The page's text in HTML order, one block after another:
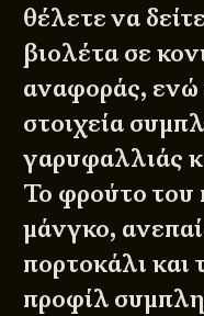
θέλετε να
βιολέτα σε
αναφοράς, ενώ
στοιχεία
γαρυφαλλιάς
Το φρούτο του
μάνγκο,
πορτοκάλι και
προφίλ